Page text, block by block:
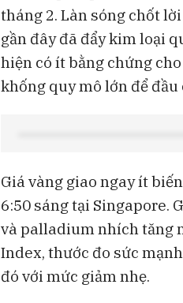
tháng 2. Làn sóng chốt
gần đây đã đẩy kim loại
hiện có ít bằng chứng
khống quy mô lớn để
Giá vàng giao ngay ít
6:50 sáng tại Singapore.
và palladium nhích tăng
Index, thước đo sức
đó với mức giảm nhẹ.